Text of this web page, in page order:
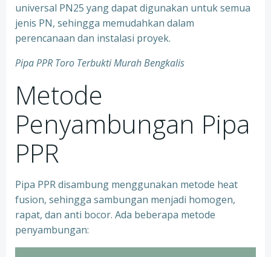
universal PN25 yang dapat digunakan untuk semua
jenis PN, sehingga memudahkan dalam
perencanaan dan instalasi proyek.
Pipa PPR Toro Terbukti Murah Bengkalis
Metode
Penyambungan Pipa
PPR
Pipa PPR disambung menggunakan metode heat
fusion, sehingga sambungan menjadi homogen,
rapat, dan anti bocor. Ada beberapa metode
penyambungan: